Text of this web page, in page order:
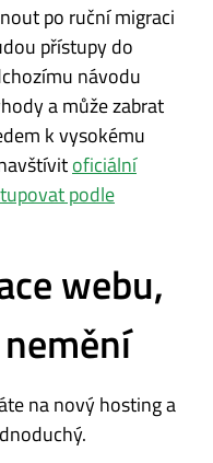
po ruční migraci
přístupy do
návodu
a může zabrat
k vysokému
oficiální
podle
webu,
na nový hosting a